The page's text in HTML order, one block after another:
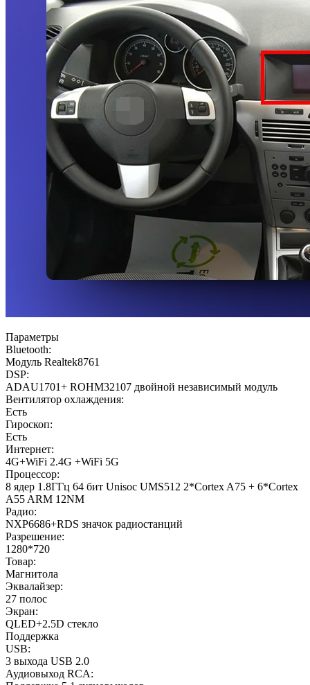
Параметры
Bluetooth:
Модуль Realtek8761
DSP:
ADAU1701+ ROHM32107 двойной независимый модуль
Вентилятор охлаждения:
Есть
Гироскоп:
Есть
Интернет:
4G+WiFi 2.4G +WiFi 5G
Процессор:
8 ядер 1.8ГГц 64 бит Unisoc UMS512 2*Cortex A75 + 6*Cortex
A55 ARM 12NM
Радио:
NXP6686+RDS значок радиостанций
Разрешение:
1280*720
Товар:
Магнитола
Эквалайзер:
27 полос
Экран:
QLED+2.5D стекло
Поддержка
USB:
3 выхода USB 2.0
Аудиовыход RCA: